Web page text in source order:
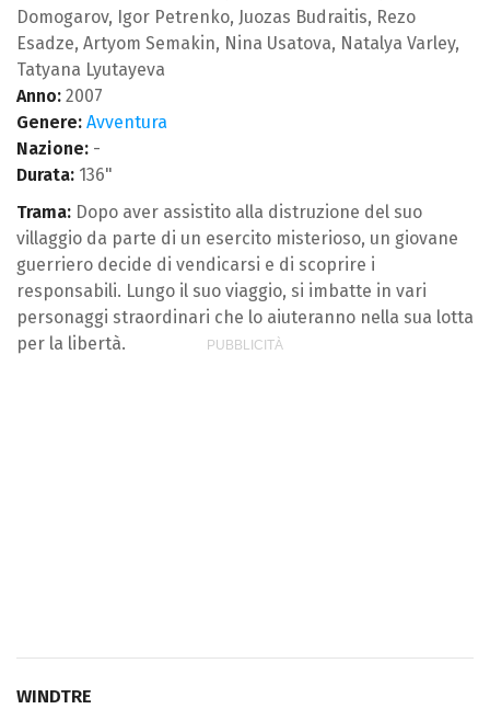
Domogarov, Igor Petrenko, Juozas Budraitis, Rezo
Esadze, Artyom Semakin, Nina Usatova, Natalya Varley,
Tatyana Lyutayeva
Anno: 2007
Genere: Avventura
Nazione: -
Durata: 136"
Trama: Dopo aver assistito alla distruzione del suo
villaggio da parte di un esercito misterioso, un giovane
guerriero decide di vendicarsi e di scoprire i
responsabili. Lungo il suo viaggio, si imbatte in vari
personaggi straordinari che lo aiuteranno nella sua lotta
per la libertà.
WINDTRE